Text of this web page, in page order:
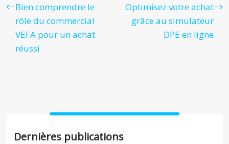
Bien comprendre le
rôle du commercial
VEFA pour un achat
réussi
Optimisez votre achat
grâce au simulateur
DPE en ligne
Dernières publications